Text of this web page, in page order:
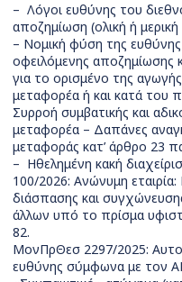
– Λόγοι ευθύνης του
αποζημίωση (ολική ή
– Νομική φύση της
οφειλόμενης αποζημίωσης
για το ορισμένο της
μεταφορέα ή και κατά του
Συρροή συμβατικής και
μεταφορέα – Δαπάνες
μεταφοράς κατ’ άρθρο 23
– Ηθελημένη κακή
100/2026: Ανώνυμη
διάσπασης και
άλλων υπό το πρίσμα
82.
ΜονΠρΘεσ 2297/2025:
ευθύνης σύμφωνα με τον